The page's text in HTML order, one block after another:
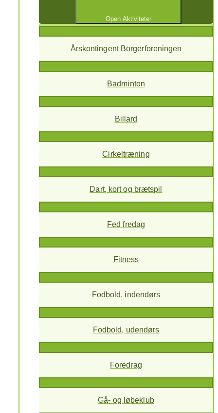
Open Aktiviteter
Årskontingent Borgerforeningen
Badminton
Billard
Cirkeltræning
Dart, kort og brætspil
Fed fredag
Fitness
Fodbold, indendørs
Fodbold, udendørs
Foredrag
Gå- og løbeklub